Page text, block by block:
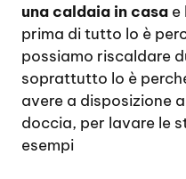
una caldaia in casa e
prima di tutto lo è
possiamo riscaldare
soprattutto lo è
avere a disposizione
doccia, per lavare le
esempi